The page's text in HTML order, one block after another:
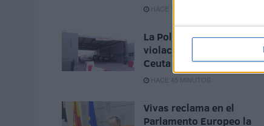
HACE 17 MINUTOS
La Policía investiga la
violación de una menor
Ceuta
HACE 45 MINUTOS
Vivas reclama en el
Parlamento Europeo la